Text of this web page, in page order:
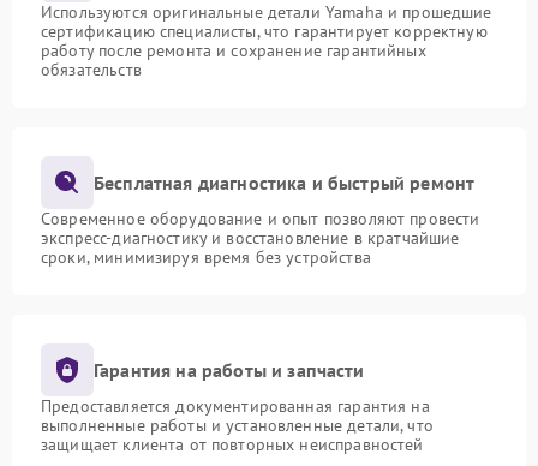
Используются оригинальные детали Yamaha и прошедшие
сертификацию специалисты, что гарантирует корректную
работу после ремонта и сохранение гарантийных
обязательств
Бесплатная диагностика и быстрый ремонт
Современное оборудование и опыт позволяют провести
экспресс-диагностику и восстановление в кратчайшие
сроки, минимизируя время без устройства
Гарантия на работы и запчасти
Предоставляется документированная гарантия на
выполненные работы и установленные детали, что
защищает клиента от повторных неисправностей